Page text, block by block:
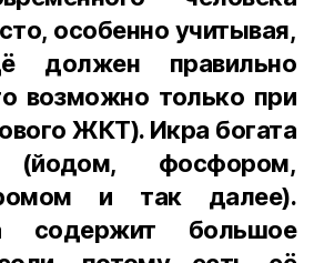
особенно учитывая,
должен правильно
возможно только при
ЖКТ). Икра богата
(йодом, фосфором,
и так далее).
содержит большое